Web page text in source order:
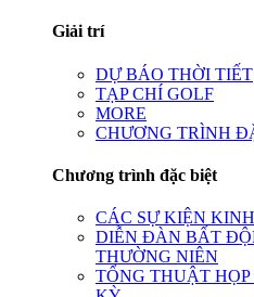
Giải trí
DỰ BÁO THỜI TIẾT
TẠP CHÍ GOLF
MORE
CHƯƠNG TRÌNH
Chương trình đặc biệt
CÁC SỰ KIỆN
DIỄN ĐÀN BẤT
THƯỜNG NIÊN
TỔNG THUẬT